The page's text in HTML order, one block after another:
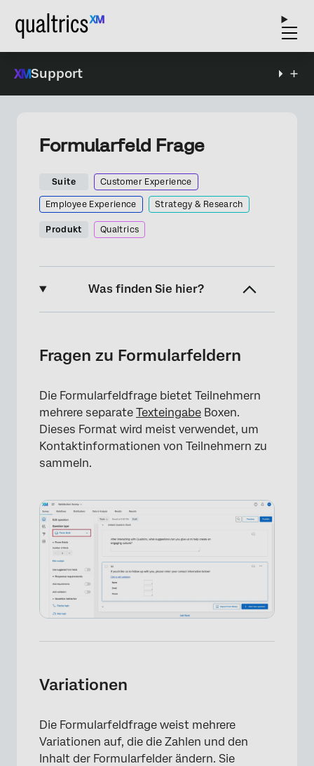
Support
Formularfeld Frage
Suite Customer Experience
Employee Experience Strategy & Research
Produkt Qualtrics
Was finden Sie hier?
Variationen
Datenanalyse
FAQs
Fragen zu Formularfeldern
Die Formularfeldfrage bietet Teilnehmern
mehrere separate Texteingabe Boxen.
Dieses Format wird meist verwendet, um
Kontaktinformationen von Teilnehmern zu
sammeln.
Variationen
Die Formularfeldfrage weist mehrere
Variationen auf, die die Zahlen und den
Inhalt der Formularfelder ändern. Sie